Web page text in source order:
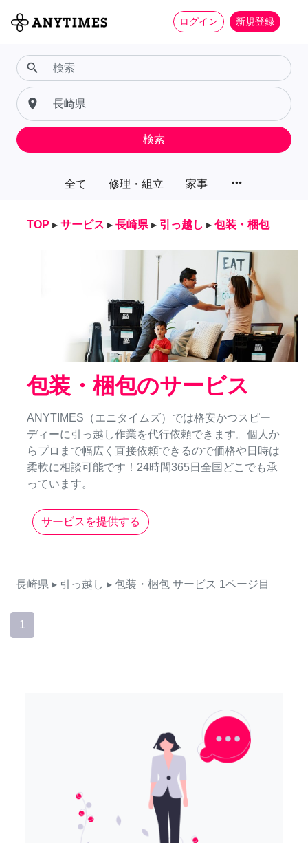
ログイン 新規登録
全て 修理・組立 家事 more_horiz
search
place
検索
TOP ▸ サービス ▸ 長崎県 ▸ 引っ越し ▸ 包装・梱包
包装・梱包のサービス
ANYTIMES（エニタイムズ）では格安かつスピー
ディーに引っ越し作業を代行依頼できます。個人か
らプロまで幅広く直接依頼できるので価格や日時は
柔軟に相談可能です！24時間365日全国どこでも承
っています。
サービスを提供する
長崎県 ▸ 引っ越し ▸ 包装・梱包 サービス 1ページ目
1